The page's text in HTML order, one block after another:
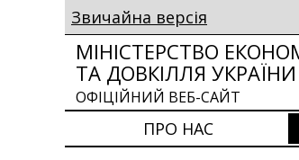
Звичайна версія
МІНІСТЕРСТВО
ТА ДОВКІЛЛЯ УКРАЇНИ
ОФІЦІЙНИЙ ВЕБ-САЙТ
ПРО НАС